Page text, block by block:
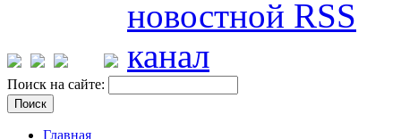
Поиск на сайте:
Главная